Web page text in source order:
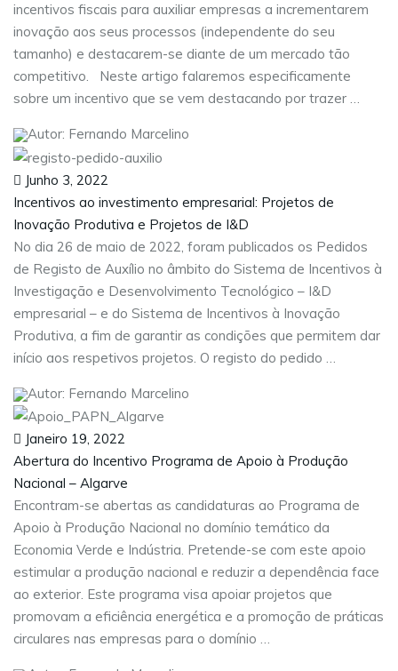
incentivos fiscais para auxiliar empresas a incrementarem
inovação aos seus processos (independente do seu
tamanho) e destacarem-se diante de um mercado tão
competitivo. Neste artigo falaremos especificamente
sobre um incentivo que se vem destacando por trazer …
Autor: Fernando Marcelino
Junho 3, 2022
Incentivos ao investimento empresarial: Projetos de
Inovação Produtiva e Projetos de I&D
No dia 26 de maio de 2022, foram publicados os Pedidos
de Registo de Auxílio no âmbito do Sistema de Incentivos à
Investigação e Desenvolvimento Tecnológico – I&D
empresarial – e do Sistema de Incentivos à Inovação
Produtiva, a fim de garantir as condições que permitem dar
início aos respetivos projetos. O registo do pedido …
Autor: Fernando Marcelino
Janeiro 19, 2022
Abertura do Incentivo Programa de Apoio à Produção
Nacional – Algarve
Encontram-se abertas as candidaturas ao Programa de
Apoio à Produção Nacional no domínio temático da
Economia Verde e Indústria. Pretende-se com este apoio
estimular a produção nacional e reduzir a dependência face
ao exterior. Este programa visa apoiar projetos que
promovam a eficiência energética e a promoção de práticas
circulares nas empresas para o domínio …